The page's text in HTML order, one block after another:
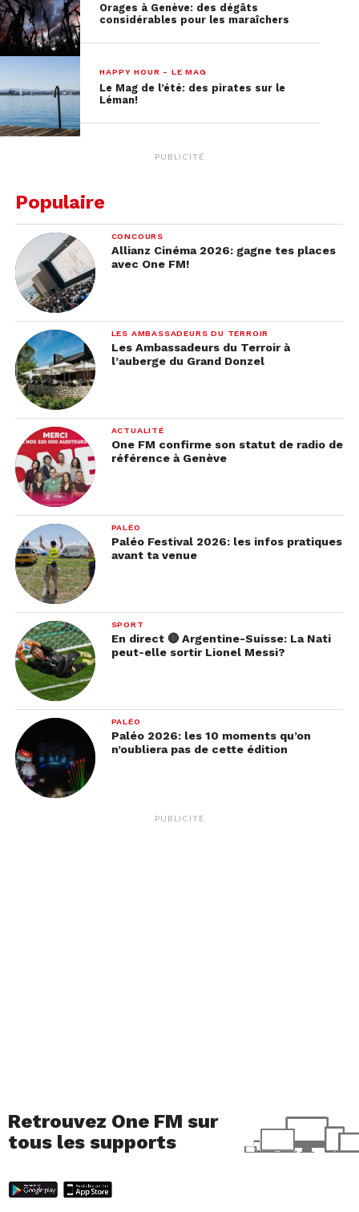
Orages à Genève: des dégâts
considérables pour les maraîchers
HAPPY HOUR - LE MAG
Le Mag de l’été: des pirates sur le
Léman!
PUBLICITÉ
Populaire
CONCOURS
Allianz Cinéma 2026: gagne tes places
avec One FM!
LES AMBASSADEURS DU TERROIR
Les Ambassadeurs du Terroir à
l’auberge du Grand Donzel
ACTUALITÉ
One FM confirme son statut de radio de
référence à Genève
PALÉO
Paléo Festival 2026: les infos pratiques
avant ta venue
SPORT
En direct 🔴 Argentine-Suisse: La Nati
peut-elle sortir Lionel Messi?
PALÉO
Paléo 2026: les 10 moments qu’on
n’oubliera pas de cette édition
PUBLICITÉ
Retrouvez One FM sur
tous les supports